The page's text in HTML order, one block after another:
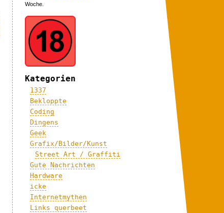
Woche.
Kategorien
1337
Bekloppte
Coding
Dingens
Geek
Grafix/Bilder/Kunst
Street Art / Graffiti
Gute Nachrichten
Hardware
icke
Internetmythen
Links querbeet